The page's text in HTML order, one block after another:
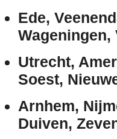
Ede,
Wageningen,
Utrecht,
Soest,
Arnhem,
Duiven,